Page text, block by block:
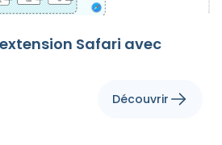
Safari avec
Découvrir